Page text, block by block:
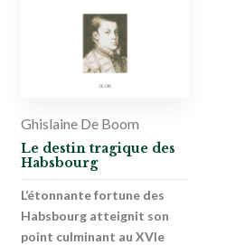
Ghislaine De Boom
Le destin tragique des
Habsbourg
L’étonnante fortune des
Habsbourg atteignit son
point culminant au XVIe